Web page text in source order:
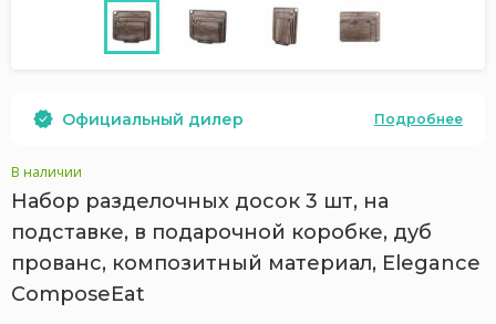
Официальный дилер Подробнее
В наличии
Набор разделочных досок 3 шт, на
подставке, в подарочной коробке, дуб
прованс, композитный материал, Elegance
ComposeEat